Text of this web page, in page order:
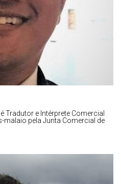
Tradutor e Intérprete Comercial
pela Junta Comercial de